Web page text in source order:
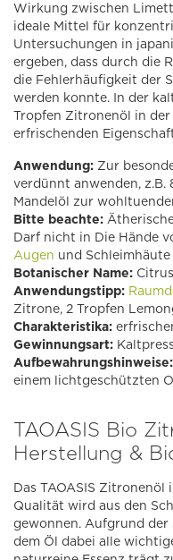
Wirkung zwischen
ideale Mittel für
Untersuchungen in
ergeben, dass durch die
die Fehlerhäufigkeit der
werden konnte. In der
Tropfen Zitronenöl in
erfrischenden
Anwendung: Zur
verdünnt anwenden, z.B.
Mandelöl zur
Bitte beachte:
Darf nicht in Die Hände
Augen und
Botanischer Name:
Anwendungstipp:
Zitrone, 2 Tropfen
Charakteristika:
Gewinnungsart:
Aufbewahrungshinweise:
einem lichtgeschützten
TAOASIS Bio
Herstellung &
Das TAOASIS
Qualität wird aus den
gewonnen. Aufgrund der
dem Öl dabei alle